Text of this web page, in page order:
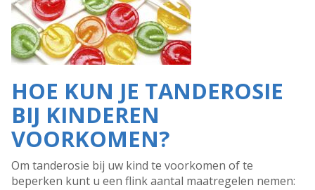
HOE KUN JE TANDEROSIE
BIJ KINDEREN
VOORKOMEN?
Om tanderosie bij uw kind te voorkomen of te
beperken kunt u een flink aantal maatregelen nemen: